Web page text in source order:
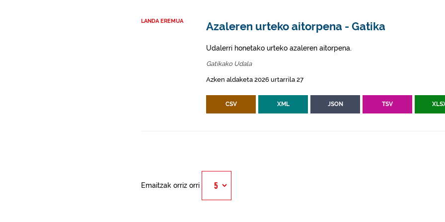
LANDA EREMUA Azaleren urteko aitorpena - Gatika
Udalerri honetako urteko azaleren aitorpena.
Gatikako Udala
Azken aldaketa 2026 urtarrila 27
CSV XML JSON TSV
Emaitzak orriz orri